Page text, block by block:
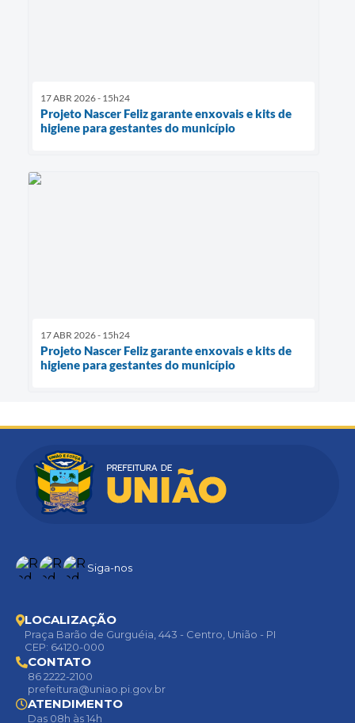
17 ABR 2026 - 15h24
Projeto Nascer Feliz garante enxovais e kits de
higiene para gestantes do município
17 ABR 2026 - 15h24
Projeto Nascer Feliz garante enxovais e kits de
higiene para gestantes do município
Siga-nos
LOCALIZAÇÃO
Praça Barão de Gurguéia, 443 - Centro, União - PI
CEP: 64120-000
CONTATO
86 2222-2100
prefeitura@uniao.pi.gov.br
ATENDIMENTO
Das 08h às 14h